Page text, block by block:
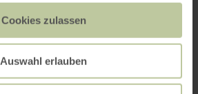
Cookies zulassen
Auswahl erlauben